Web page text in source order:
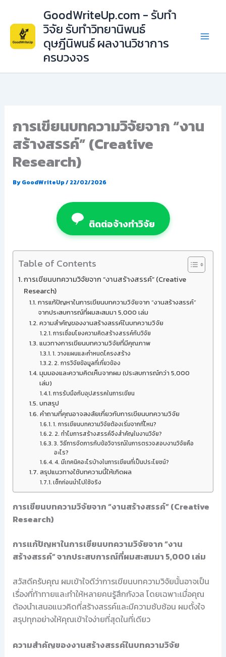
content
GoodWriteUp.com - รับทำ
วิจัย รับทำวิทยานิพนธ์
ดุษฎีนิพนธ์ ผลงานวิชาการ
ครบวงจร
การเขียนบทความวิจัยจาก “งาน
สร้างสรรค์” (Creative
Research)
ByGoodWriteUp/22/02/2026
ติดต่อจ้างทำวิจัย
Table of Contents
การเขียนบทความวิจัยจาก “งานสร้างสรรค์” (Creative
Research)
การแก้ปัญหาในการเขียนบทความวิจัยจาก “งานสร้างสรรค์”
จากประสบการณ์ที่ผมสะสมมา 5,000 เล่ม
ความสำคัญของงานสร้างสรรค์ในบทความวิจัย
การเชื่อมโยงความคิดสร้างสรรค์กับวิจัย
แนวทางการเขียนบทความวิจัยที่มีคุณภาพ
1. วางแผนและกำหนดโครงสร้าง
2. การวิจัยข้อมูลที่เกี่ยวข้อง
มุมมองและความคิดเห็นจากผม (ประสบการณ์กว่า 5,000
เล่ม)
การรับมือกับอุปสรรคในการเขียน
บทสรุป
คำถามที่คุณอาจสงสัยเกี่ยวกับการเขียนบทความวิจัย
1. การเขียนบทความวิจัยต้องเริ่มจากที่ไหน?
2. ทำไมการสร้างสรรค์จึงสำคัญในงานวิจัย?
3. วิธีการจัดการกับข้อวิจารณ์ในการตรวจสอบงานวิจัยคือ
อะไร?
4. มีเทคนิคอะไรบ้างในการเขียนที่เป็นประโยชน์?
สรุปแนวทางใช้บทความนี้ให้เกิดผล
เช็กก่อนนำไปใช้จริง
การเขียนบทความวิจัยจาก “งานสร้างสรรค์” (Creative
Research)
การแก้ปัญหาในการเขียนบทความวิจัยจาก “งาน
สร้างสรรค์” จากประสบการณ์ที่ผมสะสมมา 5,000 เล่ม
สวัสดีครับคุณ ผมเข้าใจดีว่าการเขียนบทความวิจัยนั้นอาจเป็น
เรื่องที่ท้าทายและทำให้หลายคนรู้สึกกังวล โดยเฉพาะเมื่อคุณ
ต้องนำเสนอแนวคิดที่สร้างสรรค์และมีความซับซ้อน ผมตั้งใจ
สรุปทุกอย่างให้คุณเข้าใจง่ายที่สุดในที่เดียว
ความสำคัญของงานสร้างสรรค์ในบทความวิจัย